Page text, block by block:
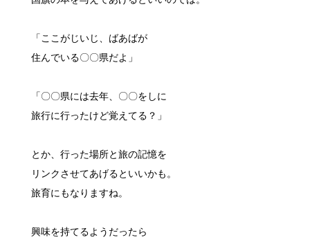
「ここがじいじ、ばあばが
住んでいる〇〇県だよ」
「〇〇県には去年、〇〇をしに
旅行に行ったけど覚えてる？」
とか、行った場所と旅の記憶を
リンクさせてあげるといいかも。
旅育にもなりますね。
興味を持てるようだったら